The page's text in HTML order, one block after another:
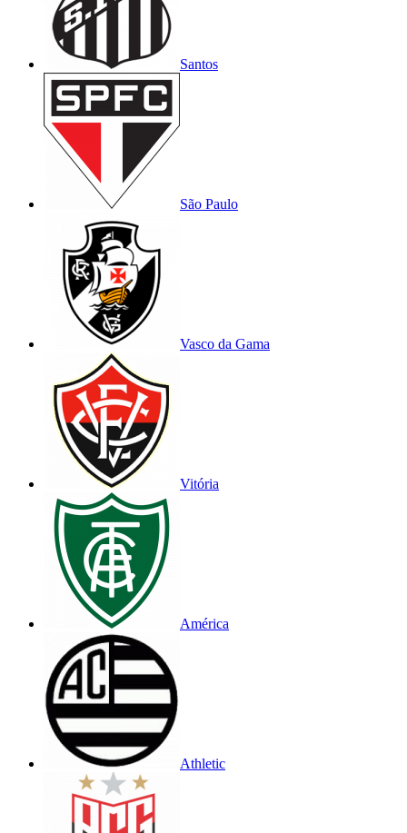
Santos
São Paulo
Vasco da Gama
Vitória
América
Athletic